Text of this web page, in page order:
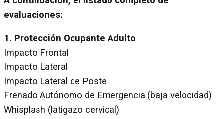
evaluaciones:
1. Protección Ocupante Adulto
Impacto Frontal
Impacto Lateral
Impacto Lateral de Poste
Frenado Autónomo de Emergencia (baja velocidad)
Whisplash (latigazo cervical)